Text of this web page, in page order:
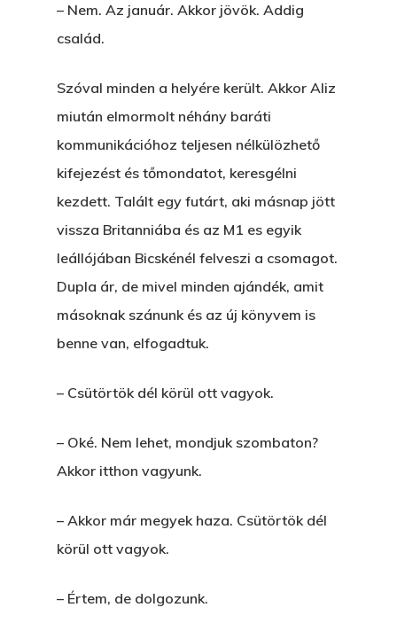
– Nem. Az január. Akkor jövök. Addig
család.
Szóval minden a helyére került. Akkor Aliz
miután elmormolt néhány baráti
kommunikációhoz teljesen nélkülözhető
kifejezést és tőmondatot, keresgélni
kezdett. Talált egy futárt, aki másnap jött
vissza Britanniába és az M1 es egyik
leállójában Bicskénél felveszi a csomagot.
Dupla ár, de mivel minden ajándék, amit
másoknak szánunk és az új könyvem is
benne van, elfogadtuk.
– Csütörtök dél körül ott vagyok.
– Oké. Nem lehet, mondjuk szombaton?
Akkor itthon vagyunk.
– Akkor már megyek haza. Csütörtök dél
körül ott vagyok.
– Értem, de dolgozunk.